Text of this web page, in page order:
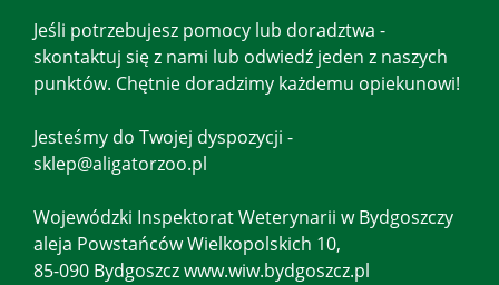
Jeśli potrzebujesz pomocy lub doradztwa -
skontaktuj się z nami lub odwiedź jeden z naszych
punktów. Chętnie doradzimy każdemu opiekunowi!
Jesteśmy do Twojej dyspozycji -
sklep@aligatorzoo.pl
Wojewódzki Inspektorat Weterynarii w Bydgoszczy
aleja Powstańców Wielkopolskich 10,
85-090 Bydgoszcz www.wiw.bydgoszcz.pl